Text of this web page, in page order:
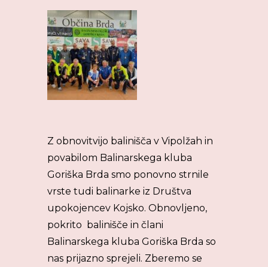
Z obnovitvijo balinišča v Vipolžah in
povabilom Balinarskega kluba
Goriška Brda smo ponovno strnile
vrste tudi balinarke iz Društva
upokojencev Kojsko. Obnovljeno,
pokrito balinišče in člani
Balinarskega kluba Goriška Brda so
nas prijazno sprejeli. Zberemo se